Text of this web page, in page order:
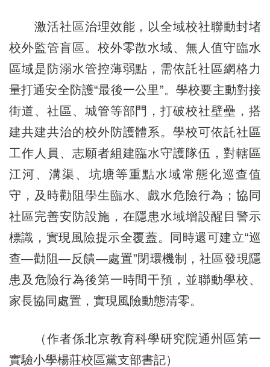
激活社區治理效能，以全域校社聯動封堵
校外監管盲區。校外零散水域、無人值守臨水
區域是防溺水管控薄弱點，需依託社區網格力
量打通安全防護“最後一公里”。學校要主動對接
街道、社區、城管等部門，打破校社壁壘，搭
建共建共治的校外防護體系。學校可依託社區
工作人員、志願者組建臨水守護隊伍，對轄區
江河、溝渠、坑塘等重點水域常態化巡查值
守，及時勸阻學生臨水、戲水危險行為；協同
社區完善安防設施，在隱患水域增設醒目警示
標識，實現風險提示全覆蓋。同時還可建立“巡
查—勸阻—反饋—處置”閉環機制，社區發現隱
患及危險行為後第一時間干預，並聯動學校、
家長協同處置，實現風險動態清零。
（作者係北京教育科學研究院通州區第一
實驗小學楊莊校區黨支部書記）